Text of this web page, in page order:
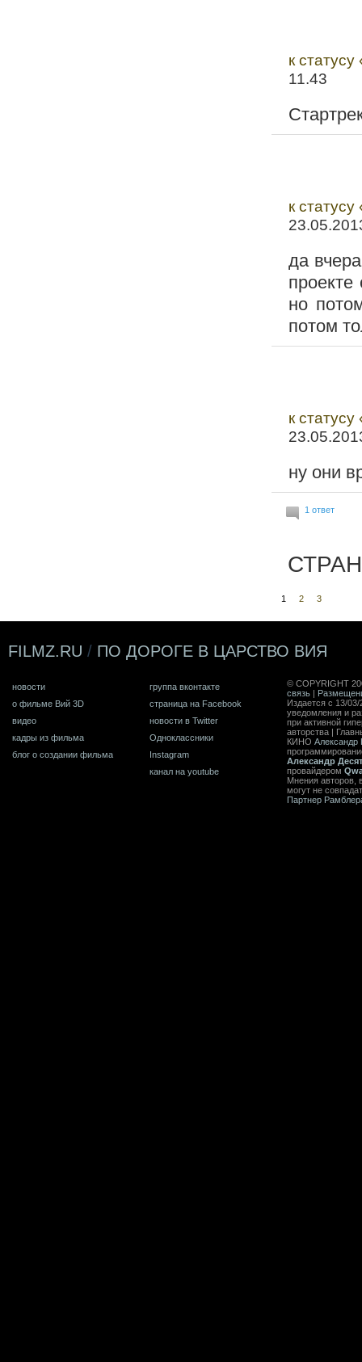
к
11.43
к
да
но
потом
к
ну они
1 ответ
1 2 3
FILMZ.RU / ПО ДОРОГЕ В ЦАРСТВО ВИЯ
новости
о фильме Вий 3D
видео
кадры из фильма
блог о создании фильма
группа вконтакте
страница на Facebook
новости в Twitter
Одноклассники
Instagram
канал на youtube
© COPYRIGHT
связь |
Издается с 13/
уведомления и
при активной
авторства |
КИНО Александр
Александр
провайдером
Мнения авторов,
могут не
Партнер